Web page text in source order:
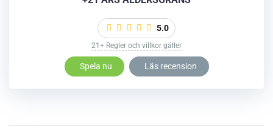
5.0
21+ Regler och villkor gäller
Spela nu Läs recension